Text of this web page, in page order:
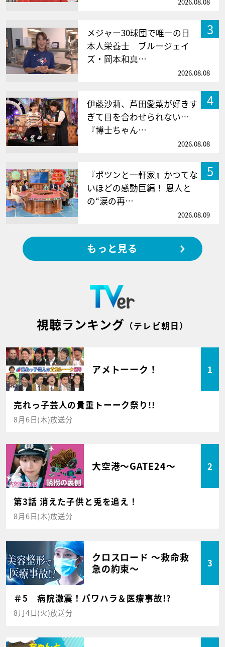
3
メジャー30球団で唯一の日
本人栄養士 ブルージェイ
ズ・岡本和真…
2026.08.08
4
伊藤沙莉、芦田愛菜が好きす
ぎて目を合わせられない…
『博士ちゃん…
2026.08.08
5
『ポツンと一軒家』かつてな
いほどの感動巨編！ 恩人と
の“涙の再…
2026.08.09
もっと見る
視聴ランキング （テレビ朝日）
アメトーーク！ 1
売れっ子芸人の貴重トーーク祭り!!
8月6日(木)放送分
大空港～GATE24～ 2
第3話 消えた子供と兎を追え！
8月6日(木)放送分
クロスロード ～救命救
急の約束～
3
＃5 病院激震！パワハラ＆医療事故!?
8月4日(火)放送分